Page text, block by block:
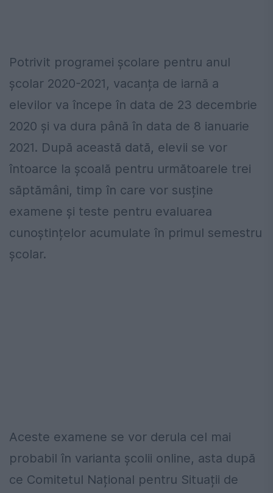
Potrivit programei școlare pentru anul
școlar 2020-2021, vacanța de iarnă a
elevilor va începe în data de 23 decembrie
2020 și va dura până în data de 8 ianuarie
2021. După această dată, elevii se vor
întoarce la școală pentru următoarele trei
săptămâni, timp în care vor susține
examene și teste pentru evaluarea
cunoștințelor acumulate în primul semestru
școlar.
Aceste examene se vor derula cel mai
probabil în varianta școlii online, asta după
ce Comitetul Național pentru Situații de